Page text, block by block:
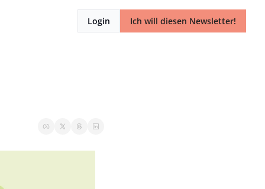
Login Ich will diesen Newsletter!